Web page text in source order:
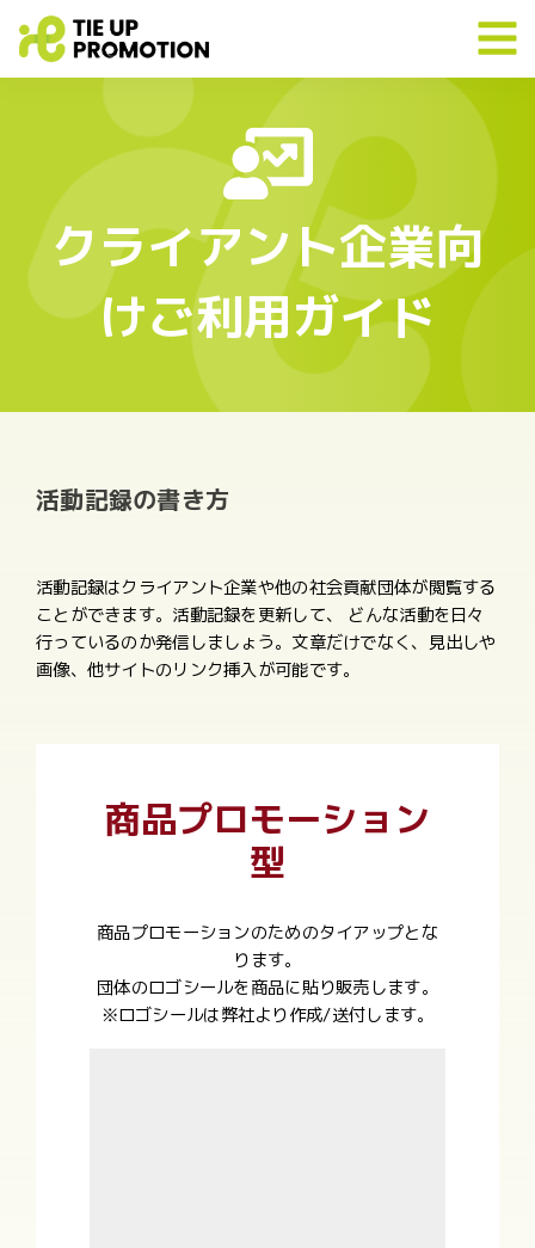
クライアント企業向
けご利用ガイド
活動記録の書き方
活動記録はクライアント企業や他の社会貢献団体が閲覧する
ことができます。活動記録を更新して、 どんな活動を日々
行っているのか発信しましょう。文章だけでなく、見出しや
画像、他サイトのリンク挿入が可能です。
商品プロモーション
型
商品プロモーションのためのタイアップとな
ります。
団体のロゴシールを商品に貼り販売します。
※ロゴシールは弊社より作成/送付します。